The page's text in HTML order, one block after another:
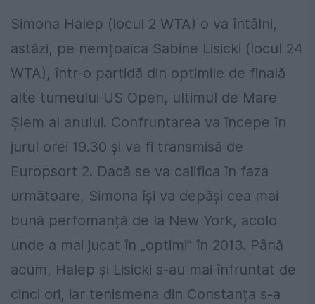
Simona Halep (locul 2 WTA) o va întâlni,
astăzi, pe nemțoaica Sabine Lisicki (locul 24
WTA), într-o partidă din optimile de finală
alte turneului US Open, ultimul de Mare
Șlem al anului. Confruntarea va începe în
jurul orei 19.30 și va fi transmisă de
Europsort 2. Dacă se va califica în faza
următoare, Simona își va depăși cea mai
bună perfomanță de la New York, acolo
unde a mai jucat în „optimi” în 2013. Până
acum, Halep și Lisicki s-au mai înfruntat de
cinci ori, iar tenismena din Constanța s-a